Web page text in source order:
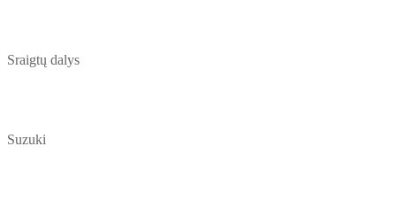
Sraigtų dalys
Suzuki